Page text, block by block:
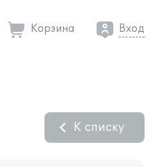
Корзина Вход
К списку